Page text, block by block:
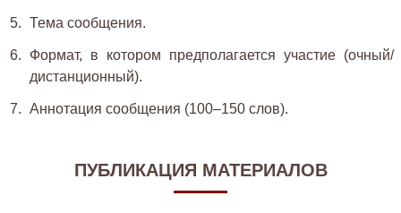
Тема сообщения.
Формат, в котором предполагается участие (очный/
дистанционный).
Аннотация сообщения (100–150 слов).
ПУБЛИКАЦИЯ МАТЕРИАЛОВ